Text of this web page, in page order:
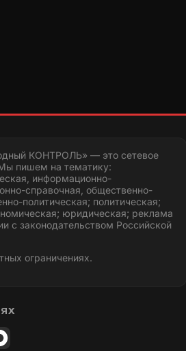
КОНТРОЛЬ» — это сетевое
пишем на тематику:
информационно-
справочная, общественно-
политическая; политическая;
юридическая; реклама
с законодательством Российской
ограничениях.